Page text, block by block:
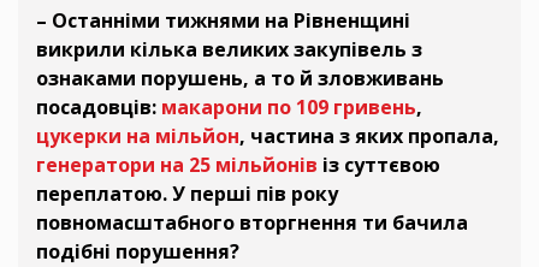
– Останніми тижнями на Рівненщині
викрили кілька великих закупівель з
ознаками порушень, а то й зловживань
посадовців: макарони по 109 гривень,
цукерки на мільйон, частина з яких пропала,
генератори на 25 мільйонів із суттєвою
переплатою. У перші пів року
повномасштабного вторгнення ти бачила
подібні порушення?